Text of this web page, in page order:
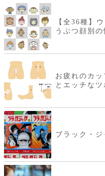
【全36種】
うぶつ顔別
お疲れのカ
とエッチなツ
ブラック・